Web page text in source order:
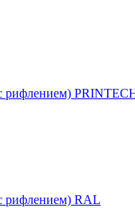
рифлением)
рифлением) RAL